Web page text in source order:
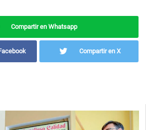
Compartir en Whatsapp
Compartir en X